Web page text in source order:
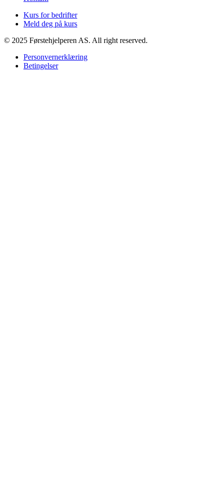
Kurs for bedrifter
Meld deg på kurs
© 2025 Førstehjelperen AS. All right reserved.
Personvernerklæring
Betingelser